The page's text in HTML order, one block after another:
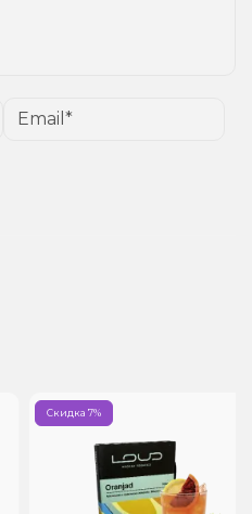
Скидка 7%